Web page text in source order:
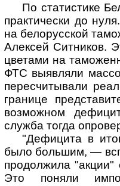
По статистике
практически до
на белорусской
Алексей Ситников.
цветами на
ФТС выявляли
пересчитывали
границе
возможном
служба тогда
"Дефицита в
было большим, —
продолжила "акции"
Это поняли